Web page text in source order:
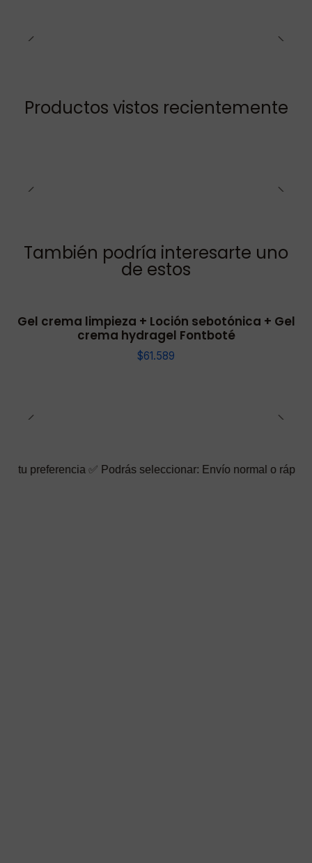
Productos vistos recientemente
También podría interesarte uno
de estos
Gel crema limpieza + Loción sebotónica + Gel
crema hydragel Fontboté
$61.589
Podrás seleccionar: Envío normal o rápido ☑️ También